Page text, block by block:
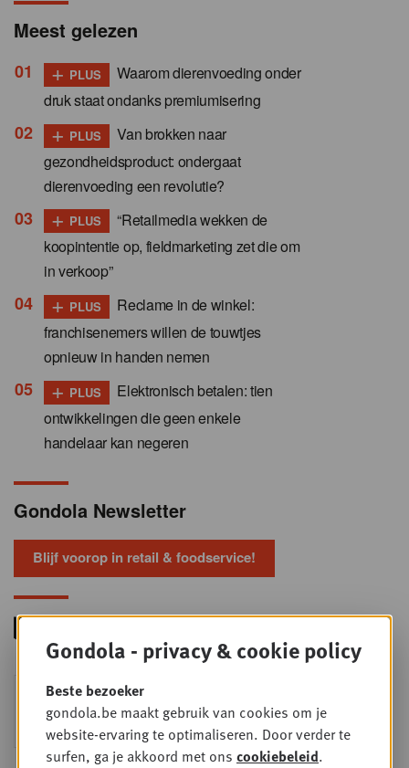
Meest gelezen
+ PLUS
Waarom dierenvoeding onder
druk staat ondanks premiumisering
+ PLUS
Van brokken naar
gezondheidsproduct: ondergaat
dierenvoeding een revolutie?
+ PLUS
“Retailmedia wekken de
koopintentie op, fieldmarketing zet die om
in verkoop”
+ PLUS
Reclame in de winkel:
franchisenemers willen de touwtjes
opnieuw in handen nemen
+ PLUS
Elektronisch betalen: tien
ontwikkelingen die geen enkele
handelaar kan negeren
Gondola Newsletter
Blijf voorop in retail & foodservice!
WOE
9
SEP
Foodservice - Joint
business planning
Intro to Negotiation: Succes aan de
onderhandelingstafel is geen toeval!
Gondola - privacy & cookie policy
Beste bezoeker
gondola.be maakt gebruik van cookies om je
website-ervaring te optimaliseren. Door verder te
surfen, ga je akkoord met ons cookiebeleid.